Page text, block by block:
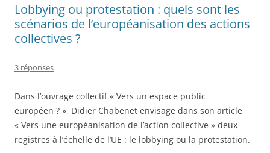
Lobbying ou protestation : quels sont les
scénarios de l’européanisation des actions
collectives ?
3 réponses
Dans l’ouvrage collectif « Vers un espace public
européen ? », Didier Chabenet envisage dans son article
« Vers une européanisation de l’action collective » deux
registres à l’échelle de l’UE : le lobbying ou la protestation.